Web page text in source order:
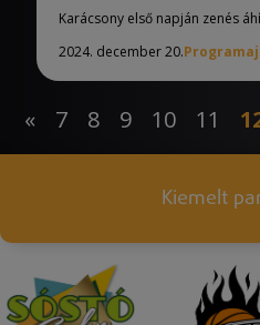
Karácsony első napján zenés
2024. december 20.
« 7 8 9 10 11
Kiemelt